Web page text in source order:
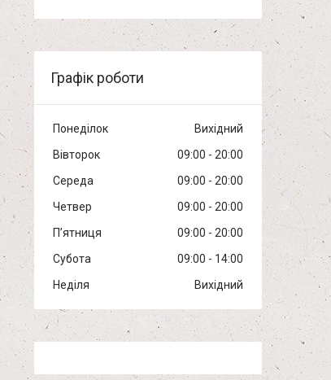
Графік роботи
Понеділок
Вихідний
Вівторок
09:00
20:00
Середа
09:00
20:00
Четвер
09:00
20:00
Пʼятниця
09:00
20:00
Субота
09:00
14:00
Неділя
Вихідний